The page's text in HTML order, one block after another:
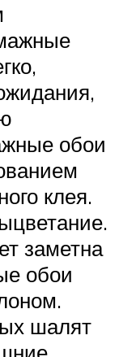
обои
клея.
заметна
обои
шалят